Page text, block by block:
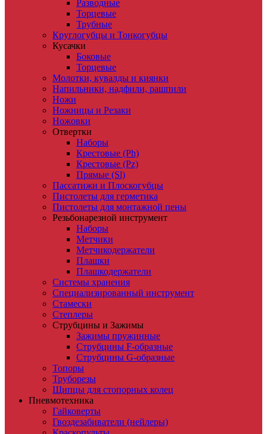
Разводные
Торцевые
Трубные
Круглогубцы и Тонкогубцы
Кусачки
Боковые
Торцевые
Молотки, кувалды и киянки
Напильники, надфили, рашпили
Ножи
Ножницы и Резаки
Ножовки
Отвертки
Наборы
Крестовые (Ph)
Крестовые (Pz)
Прямые (Sl)
Пассатижи и Плоскогубцы
Пистолеты для герметика
Пистолеты для монтажной пены
Резьбонарезной инструмент
Наборы
Метчики
Метчикодержатели
Плашки
Плашкодержатели
Системы хранения
Специализированный инструмент
Стамески
Степлеры
Струбцины и Зажимы
Зажимы пружинные
Струбцины F-образные
Струбцины G-образные
Топоры
Труборезы
Щипцы для стопорных колец
Пневмотехника
Гайковерты
Гвоздезабиватели (нейлеры)